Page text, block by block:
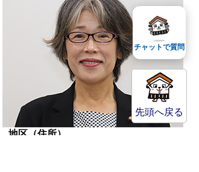
地区（住所）
先頭へ戻る
チャットで質問